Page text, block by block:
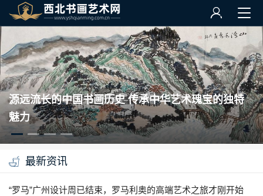
源远流长的中国书画历史 传承中华艺术瑰宝的独特
魅力
最新资讯
“罗马”广州设计周已结束，罗马利奥的高端艺术之旅才刚开始